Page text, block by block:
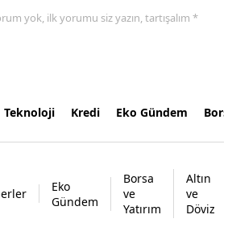
yok, ilk yorumu siz yazın, tartışalım *
Teknoloji Kredi Eko Gündem
Eko
Gündem
Borsa
ve
Yatırım
Altın
ve
Döviz